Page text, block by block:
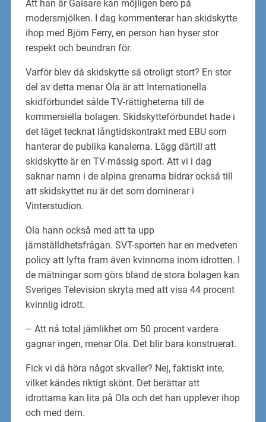
Att han är Gaisare kan möjligen bero på
modersmjölken. I dag kommenterar han skidskytte
ihop med Björn Ferry, en person han hyser stor
respekt och beundran för.
Varför blev då skidskytte så otroligt stort? En stor
del av detta menar Ola är att Internationella
skidförbundet sålde TV-rättigheterna till de
kommersiella bolagen. Skidskytteförbundet hade i
det läget tecknat långtidskontrakt med EBU som
hanterar de publika kanalerna. Lägg därtill att
skidskytte är en TV-mässig sport. Att vi i dag
saknar namn i de alpina grenarna bidrar också till
att skidskyttet nu är det som dominerar i
Vinterstudion.
Ola hann också med att ta upp
jämställdhetsfrågan. SVT-sporten har en medveten
policy att lyfta fram även kvinnorna inom idrotten. I
de mätningar som görs bland de stora bolagen kan
Sveriges Television skryta med att visa 44 procent
kvinnlig idrott.
– Att nå total jämlikhet om 50 procent vardera
gagnar ingen, menar Ola. Det blir bara konstruerat.
Fick vi då höra något skvaller? Nej, faktiskt inte,
vilket kändes riktigt skönt. Det berättar att
idrottarna kan lita på Ola och det han upplever ihop
och med dem.